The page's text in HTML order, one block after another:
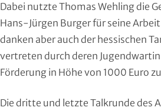
Dabei nutzte Thomas Wehling die
Hans-Jürgen Burger für seine
danken aber auch der hessischen
vertreten durch deren
Förderung in Höhe von 1000 Euro
Die dritte und letzte Talkrunde des